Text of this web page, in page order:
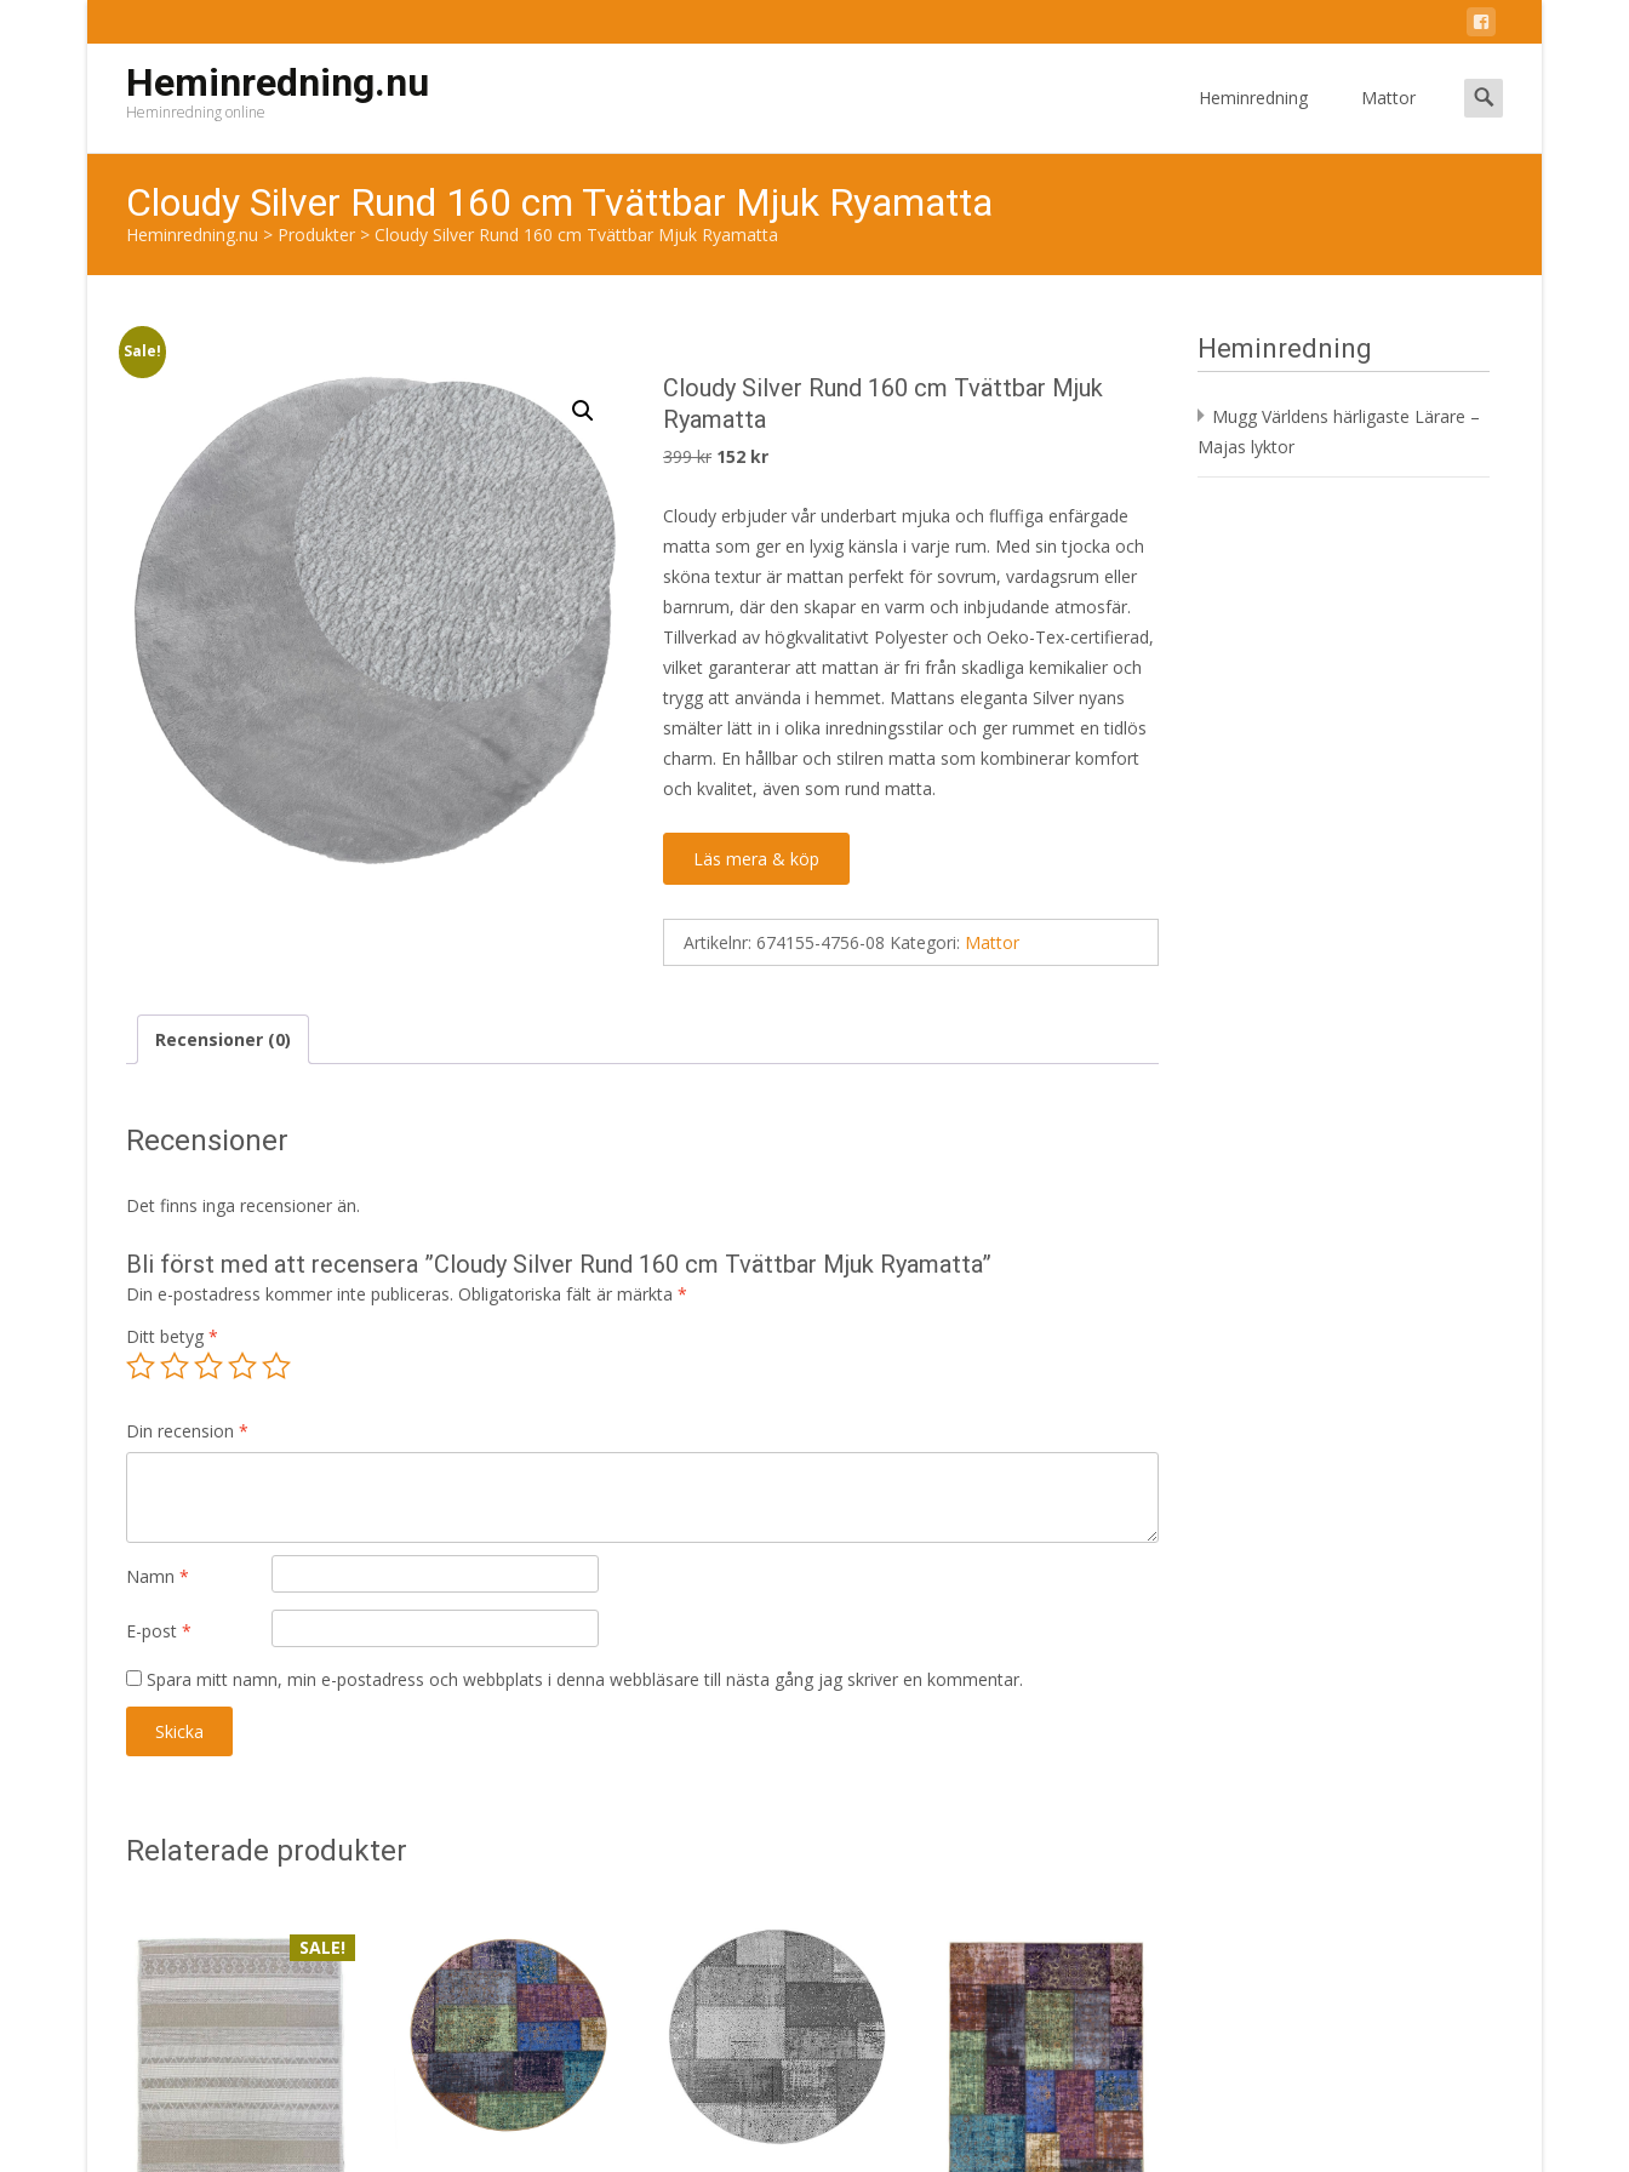
Heminredning.nu
Heminredning online
Heminredning Mattor
Search
for:
Cloudy Silver Rund 160 cm Tvättbar Mjuk Ryamatta
Heminredning.nu > Produkter > Cloudy Silver Rund 160 cm Tvättbar Mjuk Ryamatta
Sale!
Cloudy Silver Rund 160 cm Tvättbar Mjuk
Ryamatta
399kr Det
priset
var:
399 kr.
152 krDet
priset
är:
152 kr.
Cloudy erbjuder vår underbart mjuka och fluffiga enfärgade
matta som ger en lyxig känsla i varje rum. Med sin tjocka och
sköna textur är mattan perfekt för sovrum, vardagsrum eller
barnrum, där den skapar en varm och inbjudande atmosfär.
Tillverkad av högkvalitativt Polyester och Oeko-Tex-certifierad,
vilket garanterar att mattan är fri från skadliga kemikalier och
trygg att använda i hemmet. Mattans eleganta Silver nyans
smälter lätt in i olika inredningsstilar och ger rummet en tidlös
charm. En hållbar och stilren matta som kombinerar komfort
och kvalitet, även som rund matta.
Läs mera & köp
Artikelnr:674155-4756-08 Kategori: Mattor
Recensioner (0)
Recensioner
Det finns inga recensioner än.
Bli först med att recensera ”Cloudy Silver Rund 160 cm Tvättbar Mjuk Ryamatta”
Din e-postadress kommer inte publiceras. Obligatoriska fält är märkta *
Ditt betyg *
Din recension *
Namn *
E-post *
Spara mitt namn, min e-postadress och webbplats i denna webbläsare till nästa gång jag skriver en kommentar.
Relaterade produkter
SALE!
Heminredning
Mugg Världens härligaste Lärare –
Majas lyktor